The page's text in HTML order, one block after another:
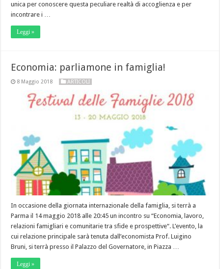
unica per conoscere questa peculiare realtà di accoglienza e per
incontrare i …
Leggi »
Economia: parliamone in famiglia!
8 Maggio 2018 ARTICOLI
In occasione della giornata internazionale della famiglia, si terrà a
Parma il 14 maggio 2018 alle 20:45 un incontro su “Economia, lavoro,
relazioni famigliari e comunitarie tra sfide e prospettive“. L’evento, la
cui relazione principale sarà tenuta dall’economista Prof. Luigino
Bruni, si terrà presso il Palazzo del Governatore, in Piazza …
Leggi »